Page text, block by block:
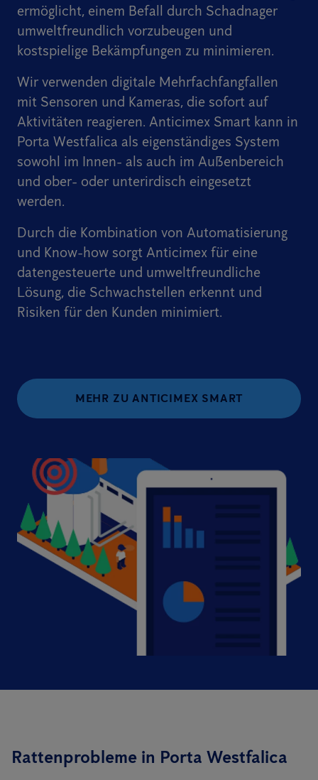
ermöglicht, einem Befall durch Schadnager
umweltfreundlich vorzubeugen und
kostspielige Bekämpfungen zu minimieren.
Wir verwenden digitale Mehrfachfangfallen
mit Sensoren und Kameras, die sofort auf
Aktivitäten reagieren. Anticimex Smart kann in
Porta Westfalica als eigenständiges System
sowohl im Innen- als auch im Außenbereich
und ober- oder unterirdisch eingesetzt
werden.
Durch die Kombination von Automatisierung
und Know-how sorgt Anticimex für eine
datengesteuerte und umweltfreundliche
Lösung, die Schwachstellen erkennt und
Risiken für den Kunden minimiert.
MEHR ZU ANTICIMEX SMART
Rattenprobleme in Porta Westfalica